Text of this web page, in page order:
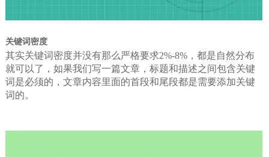
关键词密度
其实关键词密度并没有那么严格要求2%-8%，都是自然分布
就可以了，如果我们写一篇文章，标题和描述之间包含关键
词是必须的，文章内容里面的首段和尾段都是需要添加关键
词的。